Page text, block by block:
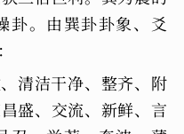
卦。由巽卦卦象、爻
清洁干净、整齐、附
盛、交流、新鲜、言